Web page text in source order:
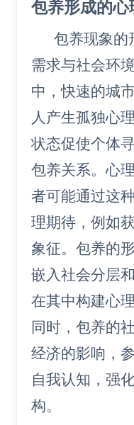
包养形成的心
包养现象的
需求与社会环
中，快速的城
人产生孤独心
状态促使个体
包养关系。心
者可能通过这
理期待，例如
象征。包养的
嵌入社会分层
在其中构建心
同时，包养的
经济的影响，
自我认知，强
构。